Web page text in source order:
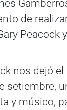
de
Peacock
nos dejó
setiembre,
y músico,